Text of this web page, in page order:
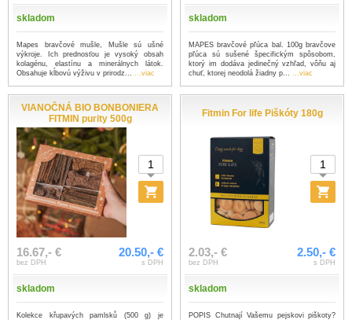
skladom
Mapes bravčové mušle, Mušle sú ušné
výkroje. Ich prednosťou je vysoký obsah
kolagénu, elastínu a minerálnych látok.
Obsahuje kĺbovú výživu v prirodz... ...viac
skladom
MAPES bravčové pľúca bal. 100g bravčove
pľúca sú sušené špecifickým spôsobom,
ktorý im dodáva jedinečný vzhľad, vôňu aj
chuť, ktorej neodolá žiadny p... ...viac
VIANOČNÁ BIO BONBONIERA
FITMIN purity 500g
16.67,- €
bez DPH
20.50,- €
s DPH
skladom
Kolekce křupavých pamlsků (500 g) je
Fitmin For life Piškóty 180g
2.03,- €
bez DPH
2.50,- €
s DPH
skladom
POPIS Chutnají Vašemu pejskovi piškoty?